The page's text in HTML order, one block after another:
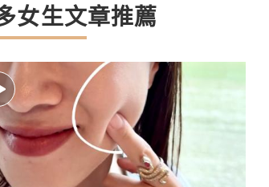
女生文章推薦